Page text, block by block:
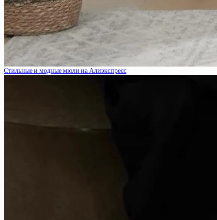
Стильные и модные мюли на Алиэкспресс